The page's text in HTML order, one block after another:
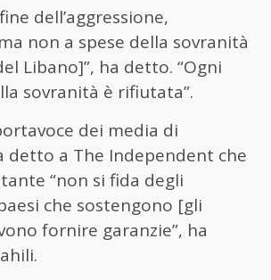
dell’aggressione,
non a spese della sovranità
Libano]”, ha detto. “Ogni
sovranità è rifiutata”.
dei media di
detto a The Independent che
“non si fida degli
che sostengono [gli
fornire garanzie”, ha